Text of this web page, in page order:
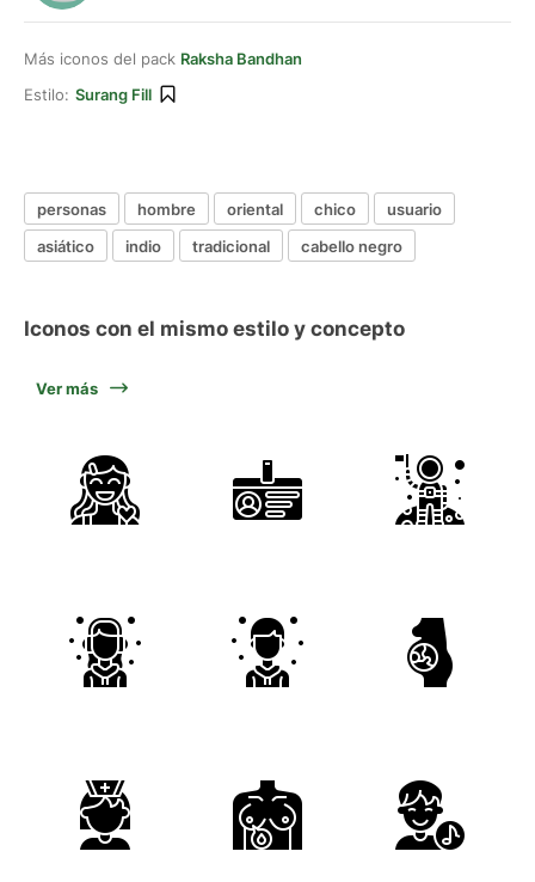
Más iconos del pack Raksha Bandhan
Estilo: Surang Fill
personas hombre oriental chico
usuario
asiático
indio tradicional cabello negro
Iconos con el mismo estilo y concepto
Ver más